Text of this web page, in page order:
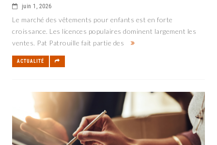
juin 1, 2026
Le marché des vêtements pour enfants est en forte
croissance. Les licences populaires dominent largement les
ventes. Pat Patrouille fait partie des
ACTUALITÉ